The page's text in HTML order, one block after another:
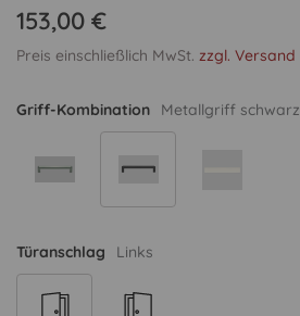
153,00 €
Preis einschließlich MwSt. zzgl. Versand
Griff-Kombination Metallgriff schwarz
Türanschlag Links